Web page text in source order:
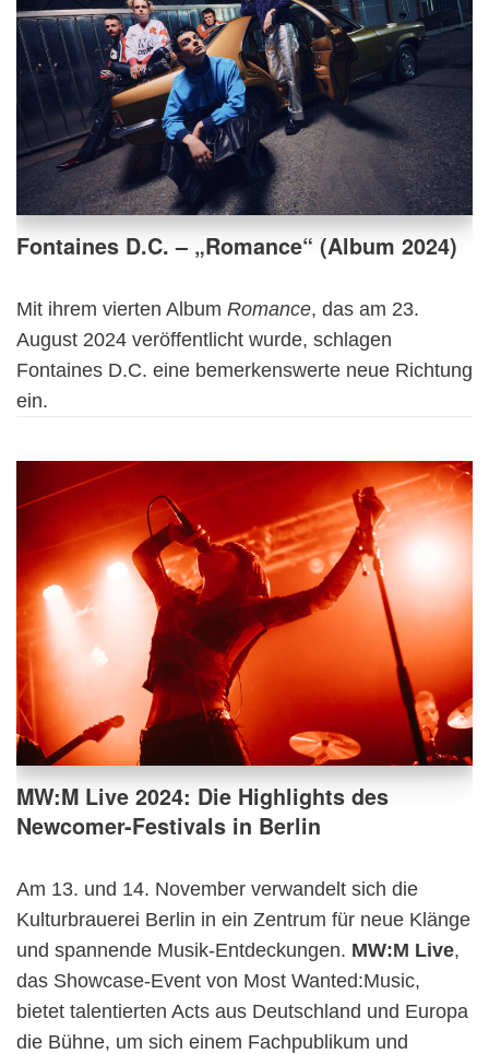
Fontaines D.C. – „Romance“ (Album 2024)
Mit ihrem vierten Album Romance, das am 23.
August 2024 veröffentlicht wurde, schlagen
Fontaines D.C. eine bemerkenswerte neue Richtung
ein.
MW:M Live 2024: Die Highlights des
Newcomer-Festivals in Berlin
Am 13. und 14. November verwandelt sich die
Kulturbrauerei Berlin in ein Zentrum für neue Klänge
und spannende Musik-Entdeckungen. MW:M Live,
das Showcase-Event von Most Wanted:Music,
bietet talentierten Acts aus Deutschland und Europa
die Bühne, um sich einem Fachpublikum und